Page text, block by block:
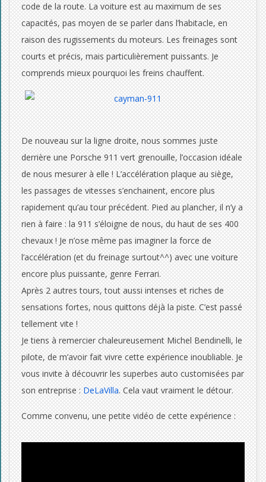
code de la route. La voiture est au maximum de ses
capacités, pas moyen de se parler dans l’habitacle, en
raison des rugissements du moteurs. Les freinages sont
courts et précis, mais particulièrement puissants. Je
comprends mieux pourquoi les freins chauffent.
De nouveau sur la ligne droite, nous sommes juste
derrière une Porsche 911 vert grenouille, l’occasion idéale
de nous mesurer à elle ! L’accélération plaque au siège,
les passages de vitesses s’enchainent, encore plus
rapidement qu’au tour précédent. Pied au plancher, il n’y a
rien à faire : la 911 s’éloigne de nous, du haut de ses 400
chevaux ! Je n’ose même pas imaginer la force de
l’accélération (et du freinage surtout^^) avec une voiture
encore plus puissante, genre Ferrari.
Après 2 autres tours, tout aussi intenses et riches de
sensations fortes, nous quittons déjà la piste. C’est passé
tellement vite !
Je tiens à remercier chaleureusement Michel Bendinelli, le
pilote, de m’avoir fait vivre cette expérience inoubliable. Je
vous invite à découvrir les superbes auto customisées par
son entreprise :DeLaVilla. Cela vaut vraiment le détour.
Comme convenu, une petite vidéo de cette expérience :